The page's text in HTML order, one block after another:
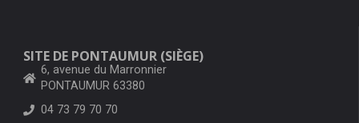
SITE DE PONTAUMUR (SIÈGE)
6, avenue du Marronnier
PONTAUMUR 63380
04 73 79 70 70